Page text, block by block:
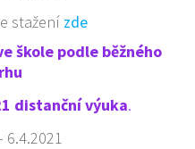
stažení zde
škole podle běžného
distanční výuka.
6.4.2021